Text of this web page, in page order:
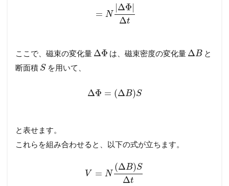
= N
ΔΦ
Δt
ここで、磁束の変化量 ΔΦ は、磁束密度の変化量 ΔB と
断面積 S を用いて、
ΔΦ = (ΔB)S
と表せます。
これらを組み合わせると、以下の式が立ちます。
V = N
(ΔB)S
Δt